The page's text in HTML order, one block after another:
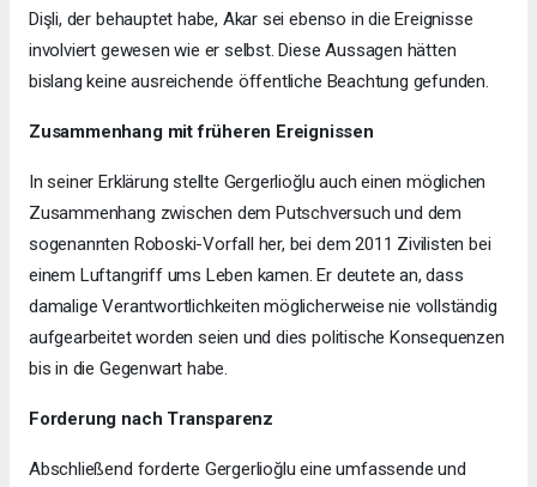
Dişli, der behauptet habe, Akar sei ebenso in die Ereignisse
involviert gewesen wie er selbst. Diese Aussagen hätten
bislang keine ausreichende öffentliche Beachtung gefunden.
Zusammenhang mit früheren Ereignissen
In seiner Erklärung stellte Gergerlioğlu auch einen möglichen
Zusammenhang zwischen dem Putschversuch und dem
sogenannten Roboski-Vorfall her, bei dem 2011 Zivilisten bei
einem Luftangriff ums Leben kamen. Er deutete an, dass
damalige Verantwortlichkeiten möglicherweise nie vollständig
aufgearbeitet worden seien und dies politische Konsequenzen
bis in die Gegenwart habe.
Forderung nach Transparenz
Abschließend forderte Gergerlioğlu eine umfassende und